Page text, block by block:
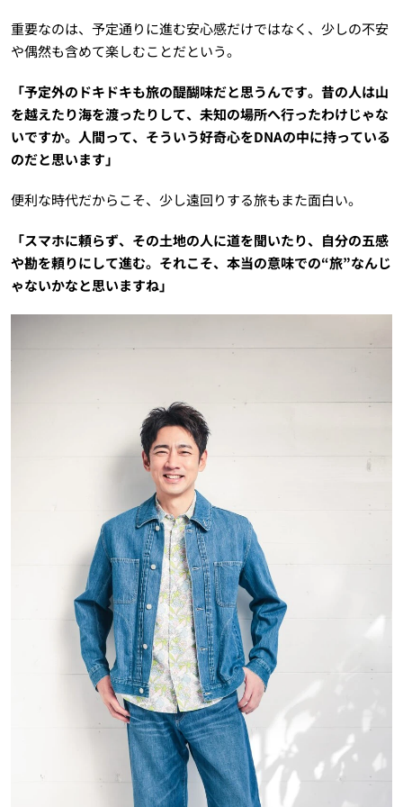
重要なのは、予定通りに進む安心感だけではなく、少しの不安
や偶然も含めて楽しむことだという。
「予定外のドキドキも旅の醍醐味だと思うんです。昔の人は山
を越えたり海を渡ったりして、未知の場所へ行ったわけじゃな
いですか。人間って、そういう好奇心をDNAの中に持っている
のだと思います」
便利な時代だからこそ、少し遠回りする旅もまた面白い。
「スマホに頼らず、その土地の人に道を聞いたり、自分の五感
や勘を頼りにして進む。それこそ、本当の意味での“旅”なんじ
ゃないかなと思いますね」